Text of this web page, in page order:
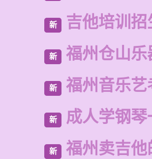
新 吉他培训招
新 福州仓山乐
新 福州音乐
新 成人学钢
新 福州卖吉